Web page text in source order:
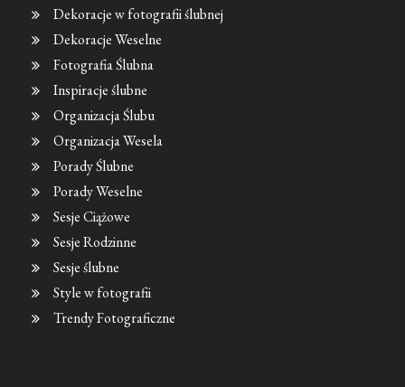
Dekoracje w fotografii ślubnej
Dekoracje Weselne
Fotografia Ślubna
Inspiracje ślubne
Organizacja Ślubu
Organizacja Wesela
Porady Ślubne
Porady Weselne
Sesje Ciążowe
Sesje Rodzinne
Sesje ślubne
Style w fotografii
Trendy Fotograficzne